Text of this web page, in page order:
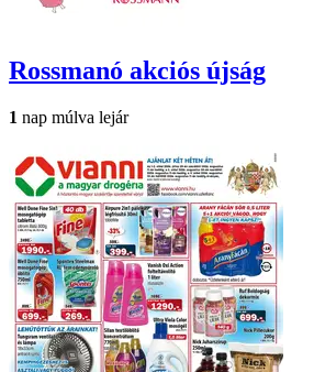
Rossmanó akciós újság
1 nap múlva lejár